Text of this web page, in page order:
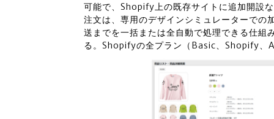
可能で、Shopify上の既存サイトに追加開設
注文は、専用のデザインシミュレーターで
送までを一括または全自動で処理できる仕
る。Shopifyの全プラン（Basic、Shopify、